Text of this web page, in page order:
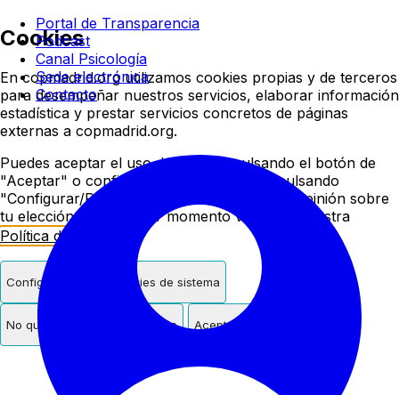
Cookies
En copmadrid.org utilizamos cookies propias y de terceros
para desempeñar nuestros servicios, elaborar información
estadística y prestar servicios concretos de páginas
externas a copmadrid.org.
Puedes aceptar el uso de cookies pulsando el botón de
"Aceptar" o configurar/rechazar su uso pulsando
"Configurar/Rechazar". Podrás cambiar de opinión sobre
tu elección en cualquier momento visitando nuestra
Política de Cookies
Configurar Solo cookies de sistema
No quiero cookies de terceros Aceptar cookies
Colegio oficial de
Portal de Transparencia
Podcast
Canal Psicología
Sede electrónica
Contacto